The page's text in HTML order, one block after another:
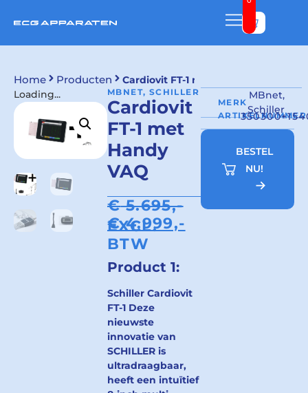
Bekijk
Home Producten
Cardiovit FT-1 met Handy VAQ
Loading...
MBNET, SCHILLER
Cardiovit
FT-1 met
Handy
VAQ
€5.695,-
€4.999,-
EXCL.
BTW
Product 1:
Schiller Cardiovit
FT-1 Deze
nieuwste
innovatie van
SCHILLER is
ultradraagbaar,
heeft een intuïtief
MERK
MBnet,
Schiller
ARTIKELNUMMER
BESTEL
NU!